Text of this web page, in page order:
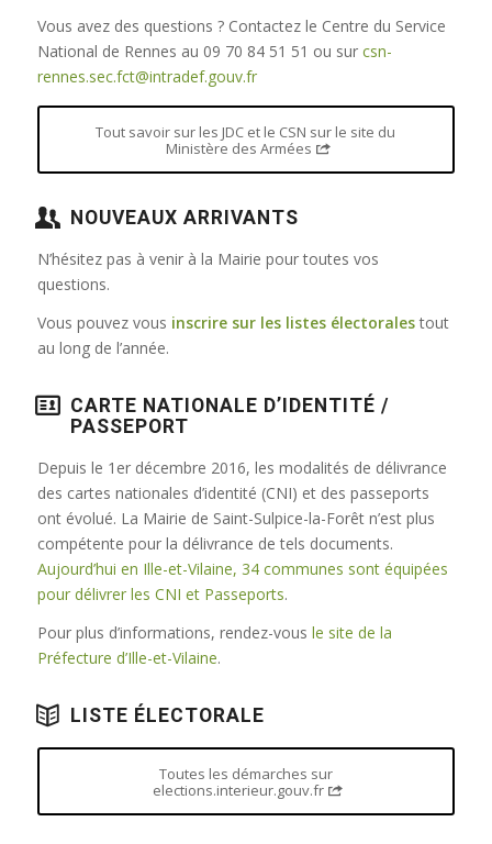
Vous avez des questions ? Contactez le Centre du Service
National de Rennes au 09 70 84 51 51 ou sur csn-
rennes.sec.fct@intradef.gouv.fr
Tout savoir sur les JDC et le CSN sur le site du
Ministère des Armées
NOUVEAUX ARRIVANTS
N’hésitez pas à venir à la Mairie pour toutes vos
questions.
Vous pouvez vous inscrire sur les listes électoralestout
au long de l’année.
CARTE NATIONALE D’IDENTITÉ /
PASSEPORT
Depuis le 1er décembre 2016, les modalités de délivrance
des cartes nationales d’identité (CNI) et des passeports
ont évolué. La Mairie de Saint-Sulpice-la-Forêt n’est plus
compétente pour la délivrance de tels documents.
Aujourd’hui en Ille-et-Vilaine, 34 communes sont équipées
pour délivrer les CNI et Passeports.
Pour plus d’informations, rendez-vous le site de la
Préfecture d’Ille-et-Vilaine.
LISTE ÉLECTORALE
Toutes les démarches sur
elections.interieur.gouv.fr